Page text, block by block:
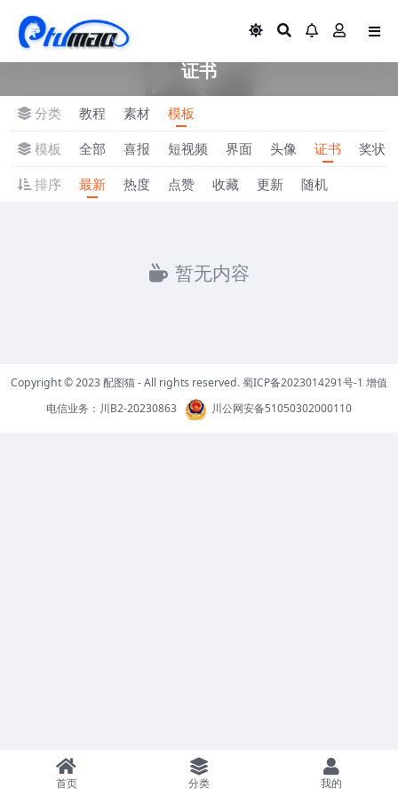
证书
分类 教程 素材
模板
模板
全部 喜报 短视频 界面 头像 证书
奖状
排序
最新 热度 点赞 收藏 更新 随机
暂无内容
Copyright © 2023配图猫- All rights reserved.蜀ICP备2023014291号-1 增值
电信业务： 川B2-20230863 川公网安备51050302000110
首页 分类 我的